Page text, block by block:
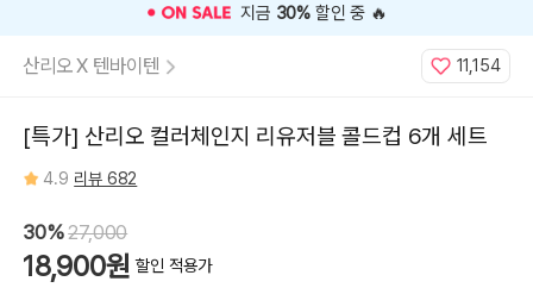
⭐️ 고객 평점 4.9인기 상품 ⭐️
산리오 X 텐바이텐 11,154
[특가] 산리오 컬러체인지 리유저블 콜드컵 6개 세트
4.9 리뷰 682
30%27,000
18,900원 할인 적용가